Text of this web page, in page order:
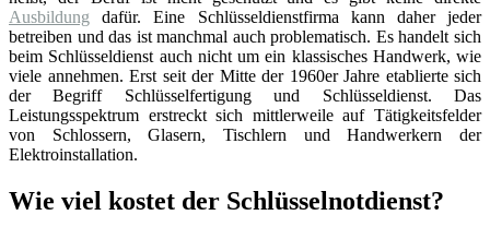
Ausbildung dafür. Eine Schlüsseldienstfirma kann daher jeder
betreiben und das ist manchmal auch problematisch. Es handelt sich
beim Schlüsseldienst auch nicht um ein klassisches Handwerk, wie
viele annehmen. Erst seit der Mitte der 1960er Jahre etablierte sich
der Begriff Schlüsselfertigung und Schlüsseldienst. Das
Leistungsspektrum erstreckt sich mittlerweile auf Tätigkeitsfelder
von Schlossern, Glasern, Tischlern und Handwerkern der
Elektroinstallation.
Wie viel kostet der Schlüsselnotdienst?